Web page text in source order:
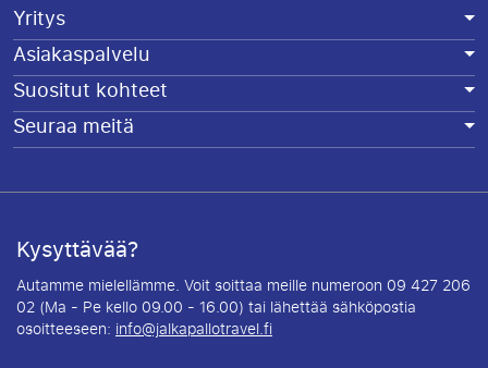
Yritys
Asiakaspalvelu
Suositut kohteet
Seuraa meitä
Kysyttävää?
Autamme mielellämme. Voit soittaa meille numeroon 09 427 206
02 (Ma - Pe kello 09.00 - 16.00) tai lähettää sähköpostia
osoitteeseen: info@jalkapallotravel.fi